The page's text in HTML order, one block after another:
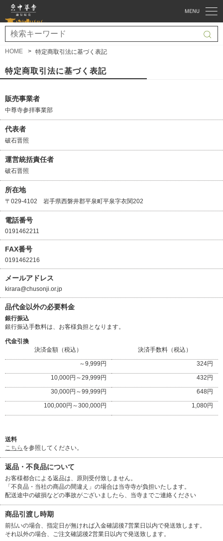
HOME 特定商取引法に基づく表記
特定商取引法に基づく表記
販売事業者
中尊寺参拝事業部
代表者
破石晋照
運営統括責任者
破石晋照
所在地
〒029-4102 岩手県西磐井郡平泉町平泉字衣関202
電話番号
0191462211
FAX番号
0191462216
メールアドレス
kirara@chusonji.or.jp
品代金以外の必要料金
銀行振込
銀行振込手数料は、お客様負担となります。
代金引換
決済金額（税込）
決済手数料（税込）
～9,999円
324円
10,000円～29,999円
432円
30,000円～99,999円
648円
100,000円～300,000円
1,080円
送料
こちら を参照してください。
返品・不良品について
お客様都合による返品は、原則受付致しません。
「不良品・当社の商品の間違え」の場合は当寺寺が負担いたします。
配送途中の破損などの事故がございましたら、当寺までご連絡ください
商品引渡し時期
前払いの場合、指定日が無ければ入金確認後7営業日以内で発送致します。
それ以外の場合、ご注文確認後2営業日以内で発送致します。